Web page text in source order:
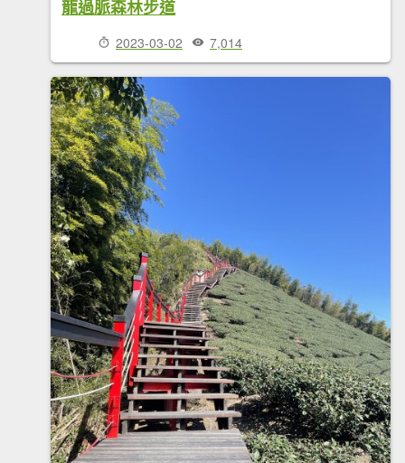
龍過脈森林步道
2023-03-02 7,014